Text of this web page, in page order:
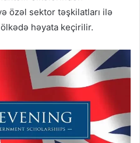
özəl sektor təşkilatları ilə
həyata keçirilir.